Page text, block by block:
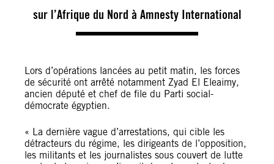
sur l’Afrique du Nord à Amnesty International
Lors d’opérations lancées au petit matin, les forces
de sécurité ont arrêté notamment Zyad El Eleaimy,
ancien député et chef de file du Parti social-
démocrate égyptien.
« La dernière vague d’arrestations, qui cible les
détracteurs du régime, les dirigeants de l’opposition,
les militants et les journalistes sous couvert de lutte